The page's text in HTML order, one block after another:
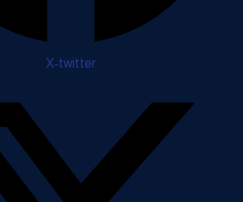
X-twitter